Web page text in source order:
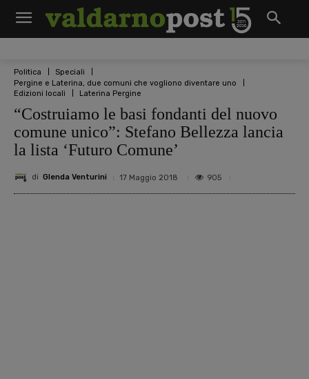
Politica
Speciali
Pergine e Laterina, due comuni che vogliono diventare uno
Edizioni locali
Laterina Pergine
“Costruiamo le basi fondanti del nuovo
comune unico”: Stefano Bellezza lancia
la lista ‘Futuro Comune’
di Glenda Venturini 17 Maggio 2018 905